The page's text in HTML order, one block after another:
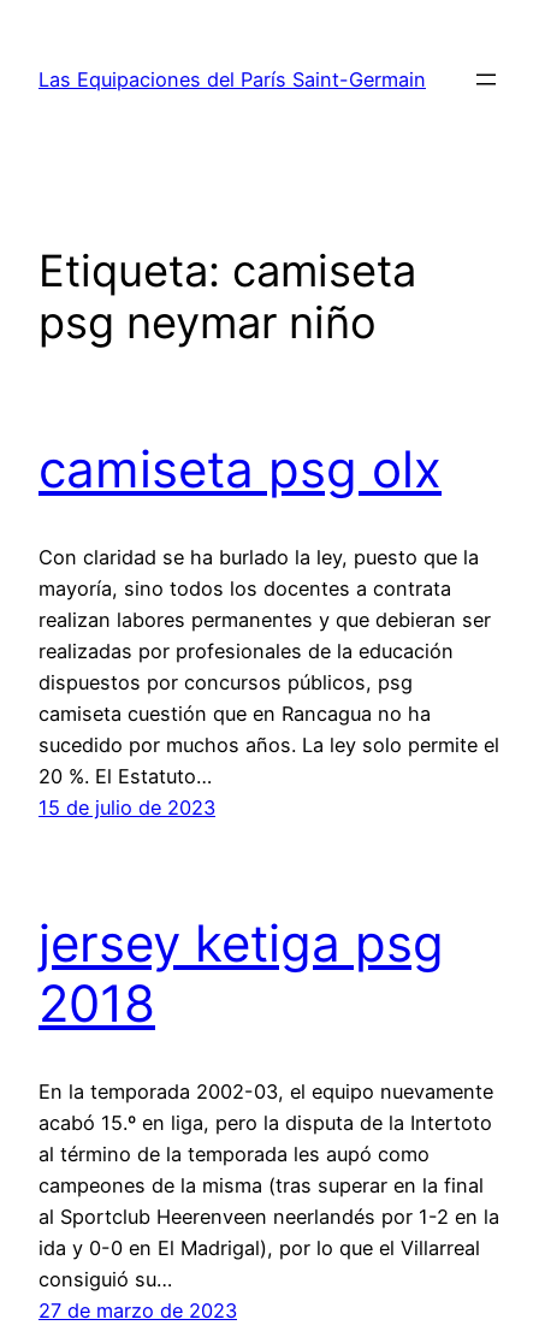
contenido
Las Equipaciones del París Saint-Germain
Etiqueta: camiseta
psg neymar niño
camiseta psg olx
Con claridad se ha burlado la ley, puesto que la
mayoría, sino todos los docentes a contrata
realizan labores permanentes y que debieran ser
realizadas por profesionales de la educación
dispuestos por concursos públicos, psg
camiseta cuestión que en Rancagua no ha
sucedido por muchos años. La ley solo permite el
20 %. El Estatuto…
15 de julio de 2023
jersey ketiga psg
2018
En la temporada 2002-03, el equipo nuevamente
acabó 15.º en liga, pero la disputa de la Intertoto
al término de la temporada les aupó como
campeones de la misma (tras superar en la final
al Sportclub Heerenveen neerlandés por 1-2 en la
ida y 0-0 en El Madrigal), por lo que el Villarreal
consiguió su…
27 de marzo de 2023